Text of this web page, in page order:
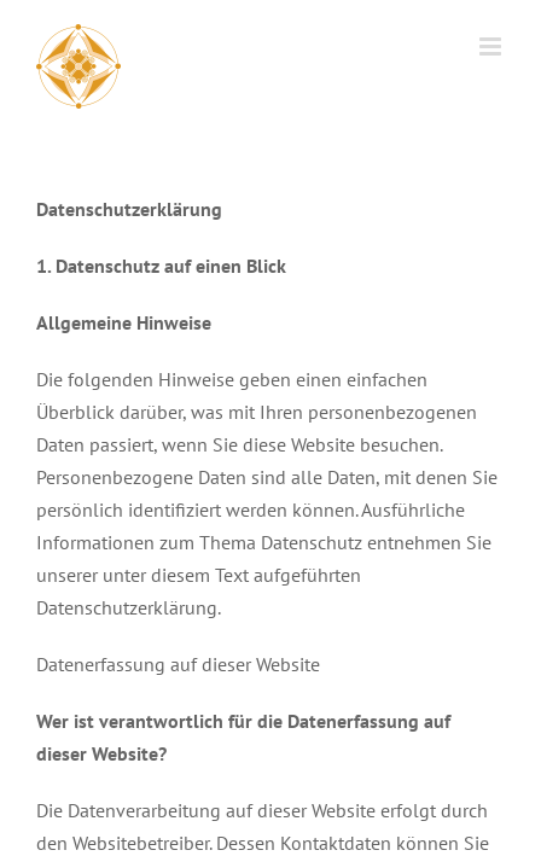
content
Datenschutzerklärung
1. Datenschutz auf einen Blick
Allgemeine Hinweise
Die folgenden Hinweise geben einen einfachen
Überblick darüber, was mit Ihren personenbezogenen
Daten passiert, wenn Sie diese Website besuchen.
Personenbezogene Daten sind alle Daten, mit denen Sie
persönlich identifiziert werden können. Ausführliche
Informationen zum Thema Datenschutz entnehmen Sie
unserer unter diesem Text aufgeführten
Datenschutzerklärung.
Datenerfassung auf dieser Website
Wer ist verantwortlich für die Datenerfassung auf
dieser Website?
Die Datenverarbeitung auf dieser Website erfolgt durch
den Websitebetreiber. Dessen Kontaktdaten können Sie